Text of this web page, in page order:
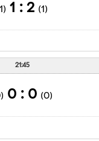
(1)
2 : 1
(1)
21:45
(0)
0 : 0
(0)